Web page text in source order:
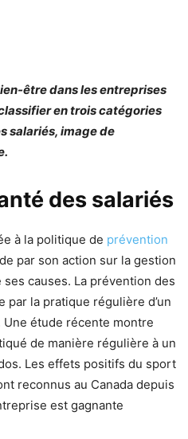
être dans les entreprises
en trois catégories
salariés, image de
des salariés
à la politique de prévention
de par son action sur la gestion
causes. La prévention des
la pratique régulière d’un
étude récente montre
de manière régulière à un
Les effets positifs du sport
reconnus au Canada depuis
est gagnante